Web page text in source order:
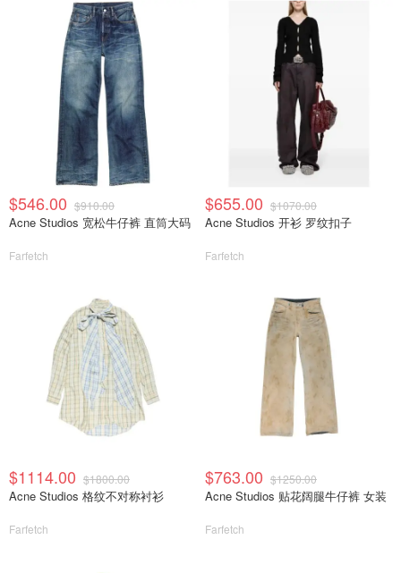
$546.00 $910.00
Acne Studios 宽松牛仔裤 直筒大码
Farfetch
$655.00 $1070.00
Acne Studios 开衫 罗纹扣子
Farfetch
$1114.00 $1800.00
Acne Studios 格纹不对称衬衫
Farfetch
$763.00 $1250.00
Acne Studios 贴花阔腿牛仔裤 女装
Farfetch